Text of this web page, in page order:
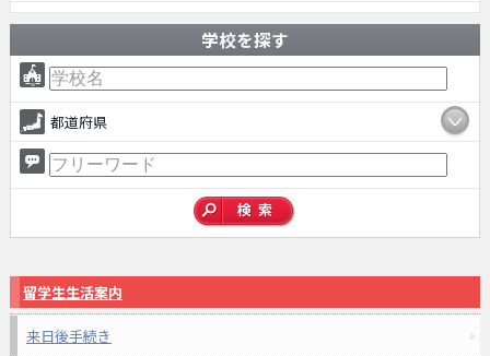
学校を探す
都道府県
留学生生活案内
来日後手続き